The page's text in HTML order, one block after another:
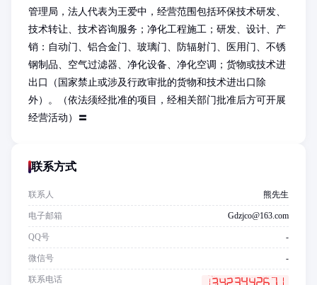
管理局，法人代表为王爱中，经营范围包括环保技术研发、
技术转让、技术咨询服务；净化工程施工；研发、设计、产
销：自动门、铝合金门、玻璃门、防辐射门、医用门、不锈
钢制品、空气过滤器、净化设备、净化空调；货物或技术进
出口（国家禁止或涉及行政审批的货物和技术进出口除
外）。（依法须经批准的项目，经相关部门批准后方可开展
经营活动）〓
联系方式
联系人 熊先生
电子邮箱 Gdzjco@163.com
QQ号 -
微信号 -
联系电话